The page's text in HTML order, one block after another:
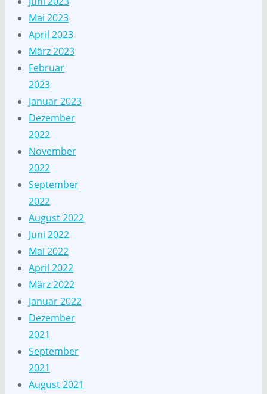
Mai 2023
April 2023
März 2023
Februar
2023
Januar 2023
Dezember
2022
November
2022
September
2022
August 2022
Juni 2022
Mai 2022
April 2022
März 2022
Januar 2022
Dezember
2021
September
2021
August 2021